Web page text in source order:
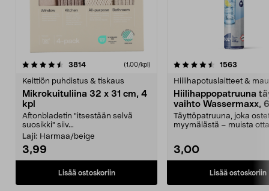
3814arvostelut (1,00/kpl)
Keittiön puhdistus & tiskaus
Mikrokuituliina 32 x 31 cm, 4
kpl
Aftonbladetin "itsestään selvä
suosikki" siiv...
Laji: Harmaa/beige
3,99
Lisää ostoskoriin
4.5viidestä
1563
Hiilihapotuslaitteet &
Hiilihappopatruuna
vaihto Wassermaxx,
Täyttöpatruuna, joka
myymälästä – muista
3,00
Lisää ostoskoriin
4.5viidestä